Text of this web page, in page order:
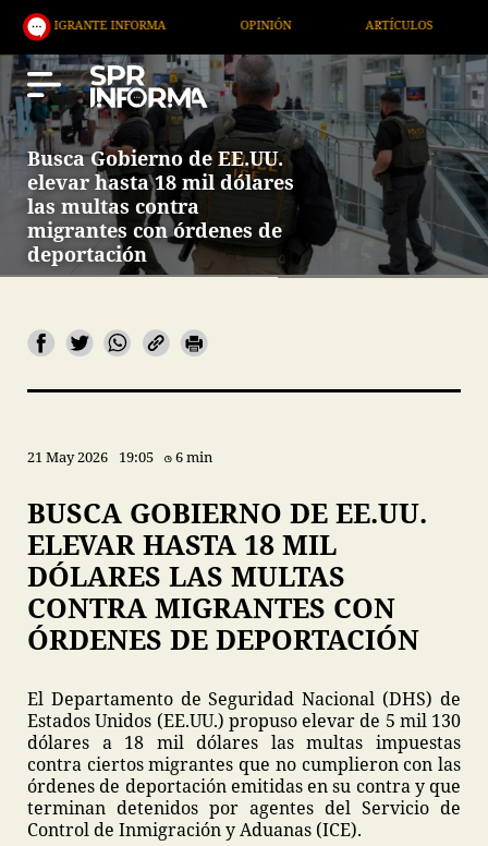
INFORMA ARTÍCULOS
Busca Gobierno de EE.UU.
elevar hasta 18 mil dólares
las multas contra
migrantes con órdenes de
deportación
21 May 2026 19:05 6 min
BUSCA GOBIERNO DE EE.UU.
ELEVAR HASTA 18 MIL
DÓLARES LAS MULTAS
CONTRA MIGRANTES CON
ÓRDENES DE DEPORTACIÓN
El Departamento de Seguridad Nacional (DHS) de
Estados Unidos (EE.UU.) propuso elevar de 5 mil 130
dólares a 18 mil dólares las multas impuestas
contra ciertos migrantes que no cumplieron con las
órdenes de deportación emitidas en su contra y que
terminan detenidos por agentes del Servicio de
Control de Inmigración y Aduanas (ICE).